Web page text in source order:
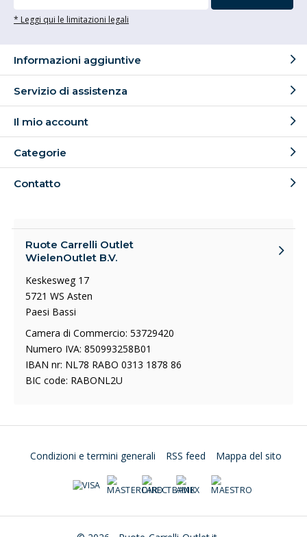
* Leggi qui le limitazioni legali
Informazioni aggiuntive
Servizio di assistenza
Il mio account
Categorie
Contatto
Ruote Carrelli Outlet
WielenOutlet B.V.
Keskesweg 17
5721 WS Asten
Paesi Bassi
Camera di Commercio: 53729420
Numero IVA: 850993258B01
IBAN nr: NL78 RABO 0313 1878 86
BIC code: RABONL2U
Condizioni e termini generali RSS feed Mappa del sito